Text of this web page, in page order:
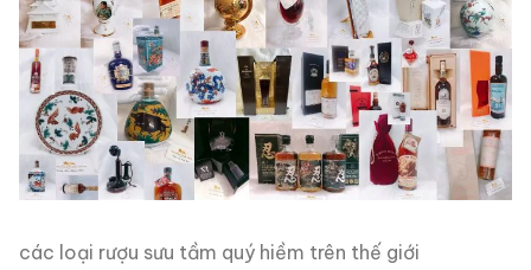
các loại rượu sưu tầm quý hiềm trên thế giới